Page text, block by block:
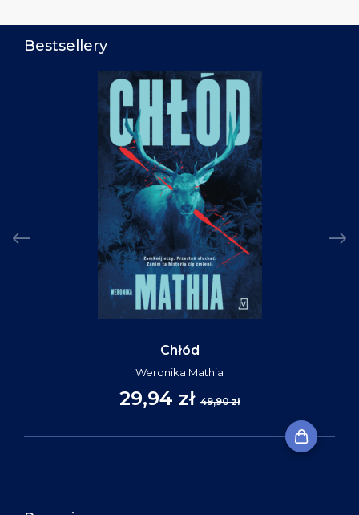
Bestsellery
Chłód
Weronika Mathia
29,94 zł 49,90 zł